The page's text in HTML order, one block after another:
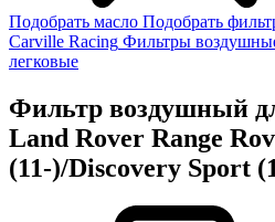
Подобрать масло Подобрать
Carville Racing Фильтры
легковые
Фильтр воздушный
Land Rover Range
(11-)/Discovery Sport